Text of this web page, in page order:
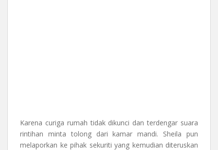
Karena curiga rumah tidak dikunci dan terdengar suara
rintihan minta tolong dari kamar mandi. Sheila pun
melaporkan ke pihak sekuriti yang kemudian diteruskan